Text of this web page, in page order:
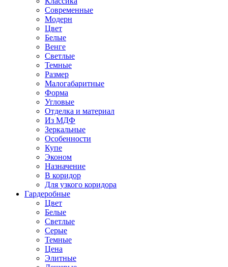
Современные
Модерн
Цвет
Белые
Венге
Светлые
Темные
Размер
Малогабаритные
Форма
Угловые
Отделка и материал
Из МДФ
Зеркальные
Особенности
Купе
Эконом
Назначение
В коридор
Для узкого коридора
Гардеробные
Цвет
Белые
Светлые
Серые
Темные
Цена
Элитные